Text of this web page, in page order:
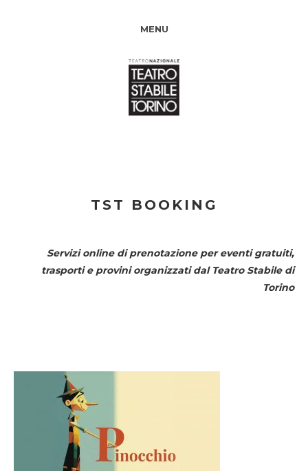
MENU
TST BOOKING
Servizi online di prenotazione per eventi gratuiti,
trasporti e provini organizzati dal Teatro Stabile di
Torino